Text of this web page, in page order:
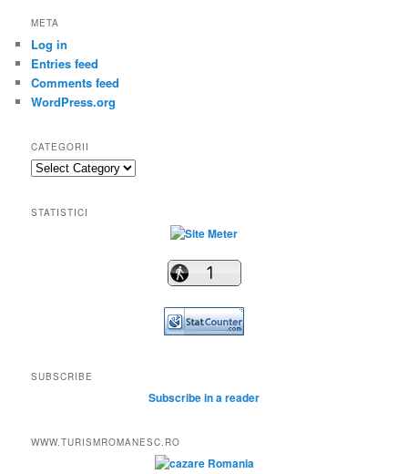
META
Log in
Entries feed
Comments feed
WordPress.org
CATEGORII
Categorii
STATISTICI
SUBSCRIBE
Subscribe in a reader
WWW.TURISMROMANESC.RO